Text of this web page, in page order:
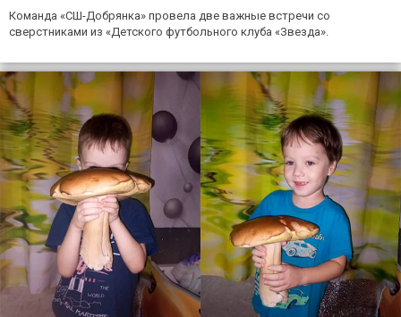
Команда «СШ-Добрянка» провела две важные встречи со
сверстниками из «Детского футбольного клуба «Звезда».